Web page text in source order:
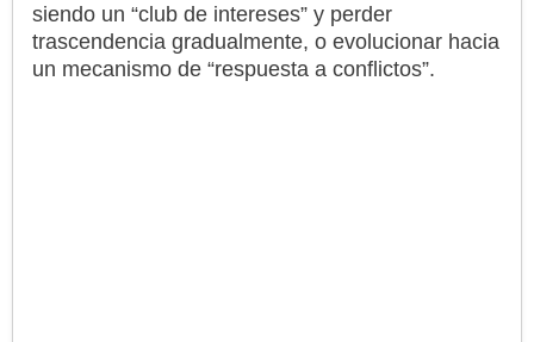
siendo un “club de intereses” y perder
trascendencia gradualmente, o evolucionar hacia
un mecanismo de “respuesta a conflictos”.